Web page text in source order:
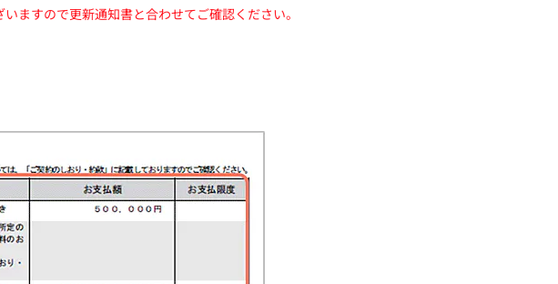
すので更新通知書と合わせてご確認ください。